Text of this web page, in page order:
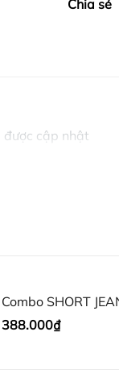
Chia sẻ
cập nhật
Combo SHORT
388.000₫